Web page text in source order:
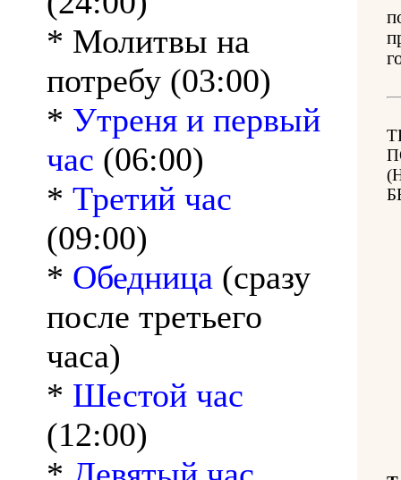
* Молитвы на
потребу (03:00)
* Утреня и первый
час (06:00)
* Третий час
(09:00)
* Обедница (сразу
после третьего
часа)
* Шестой час
(12:00)